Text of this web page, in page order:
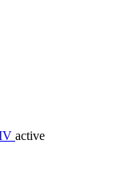
active